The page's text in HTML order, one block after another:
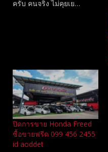
ครับ คนจริง ไม่คุยเย…
ปิดการขาย Honda Freed
ซื้อขายฟรีด 099 456 2455
id aoddet